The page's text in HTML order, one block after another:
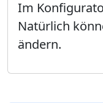
Im
Natürlich
ändern.